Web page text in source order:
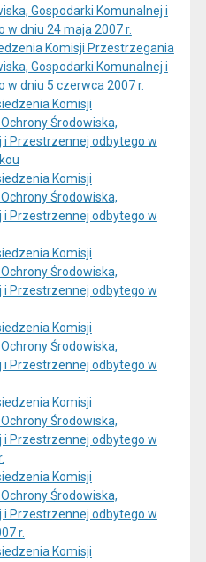
Gospodarki Komunalnej i
dniu 24 maja 2007 r.
Komisji Przestrzegania
Gospodarki Komunalnej i
w dniu 5 czerwca 2007 r.
Komisji
Środowiska,
i Przestrzennej odbytego w
Komisji
Środowiska,
i Przestrzennej odbytego w
Komisji
Środowiska,
i Przestrzennej odbytego w
Komisji
Środowiska,
i Przestrzennej odbytego w
Komisji
Środowiska,
i Przestrzennej odbytego w
Komisji
Środowiska,
i Przestrzennej odbytego w
r.
Komisji